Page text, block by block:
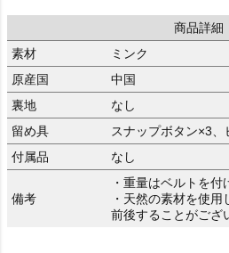
商品詳細
素材
ミンク
原産国
中国
裏地
なし
留め具
スナップボタン×3、
付属品
なし
備考
・重量はベルトを付
・天然の素材を使
前後することがござ